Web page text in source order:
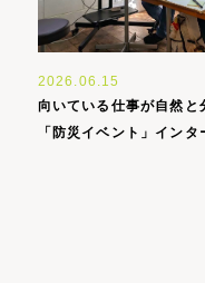
2026.06.15
向いている仕事が自然と
「防災イベント」イン